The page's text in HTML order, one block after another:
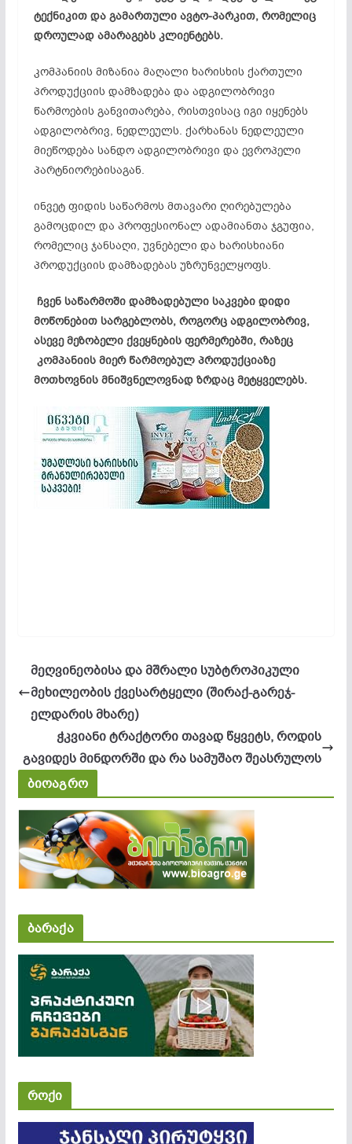
ტექნიკით და გამართული ავტო-პარკით, რომელიც
დროულად ამარაგებს კლიენტებს.
კომპანიის მიზანია მაღალი ხარისხის ქართული
პროდუქციის დამზადება და ადგილობრივი
წარმოების განვითარება, რისთვისაც იგი იყენებს
ადგილობრივ, ნედლეულს. ქარხანას ნედლეული
მიეწოდება სანდო ადგილობრივი და ევროპელი
პარტნიორებისაგან.
ინვეტ ფიდის საწარმოს მთავარი ღირებულება
გამოცდილ და პროფესიონალ ადამიანთა ჯგუფია,
რომელიც ჯანსაღი, უვნებელი და ხარისხიანი
პროდუქციის დამზადებას უზრუნველყოფს.
ჩვენ საწარმოში დამზადებული საკვები დიდი
მოწონებით სარგებლობს, როგორც ადგილობრივ,
ასევე მეზობელი ქვეყნების ფერმერებში, რაზეც
კომპანიის მიერ წარმოებულ პროდუქციაზე
მოთხოვნის მნიშვნელოვნად ზრდაც მეტყველებს.
მეღვინეობისა და მშრალი სუბტროპიკული
მეხილეობის ქვესარტყელი (შირაქ-გარეჯ-
ელდარის მხარე)
ჭკვიანი ტრაქტორი თავად წყვეტს, როდის
გავიდეს მინდორში და რა სამუშაო შეასრულოს
ბიოაგრო
ბარაქა
როქი